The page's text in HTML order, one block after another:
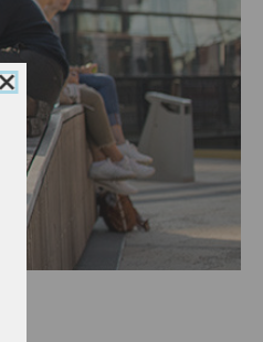
Cookie
Consent
schließen